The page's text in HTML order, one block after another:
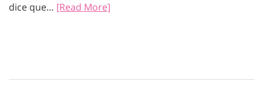
dice que… [Read More]